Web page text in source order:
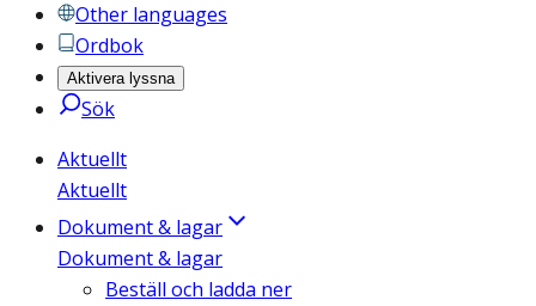
Other languages
Ordbok
Aktivera lyssna
Sök
Aktuellt
Aktuellt
Dokument & lagar
Dokument & lagar
Beställ och ladda ner